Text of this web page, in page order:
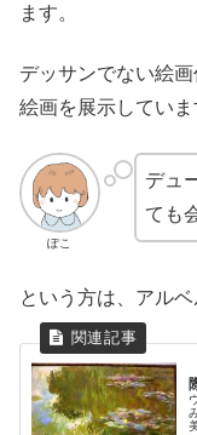
ます。
デッサンでない絵
絵画を展示していま
ぽこ
デュ
ても
という方は、アル